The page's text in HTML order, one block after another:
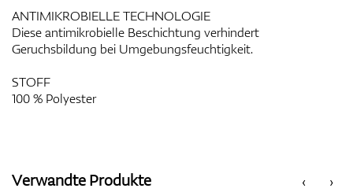
ANTIMIKROBIELLE TECHNOLOGIE
Diese antimikrobielle Beschichtung verhindert
Geruchsbildung bei Umgebungsfeuchtigkeit.
STOFF
100 % Polyester
‹
Verwandte Produkte ›